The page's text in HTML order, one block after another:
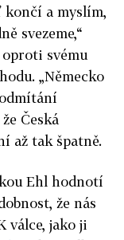
končí a myslím,
svezeme,“
oproti svému
„Německo
Česká
až tak špatně.
Ehl hodnotí
že nás
válce, jako ji